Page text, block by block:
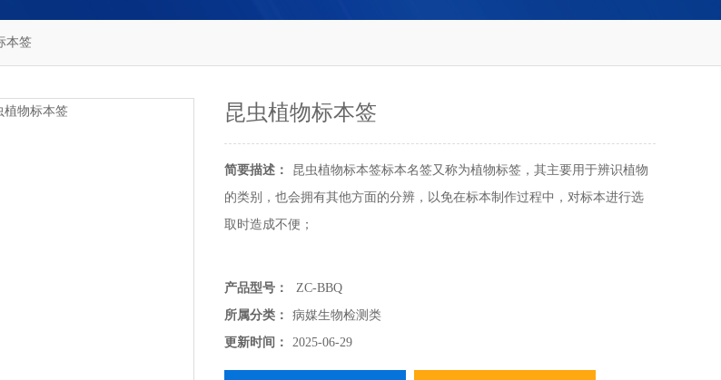
本签
昆虫植物标本签
简要描述：
昆虫植物标本签标本名签又称为植物标签，其主要用于辨识植物
的类别，也会拥有其他方面的分辨，以免在标本制作过程中，对标本进行选
取时造成不便；
产品型号：
ZC-BBQ
所属分类：
病媒生物检测类
更新时间：
2025-06-29